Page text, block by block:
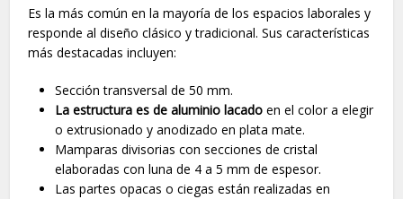
Es la más común en la mayoría de los espacios laborales y
responde al diseño clásico y tradicional. Sus características
más destacadas incluyen:
Sección transversal de 50 mm.
La estructura es de aluminio lacadoen el color a elegir
o extrusionado y anodizado en plata mate.
Mamparas divisorias con secciones de cristal
elaboradas con luna de 4 a 5 mm de espesor.
Las partes opacas o ciegas están realizadas en